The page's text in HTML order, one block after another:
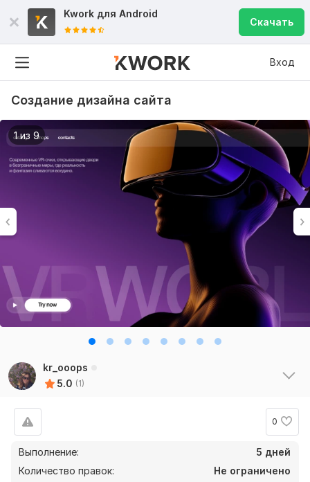
Kwork для Android
Скачать
Вход
Создание дизайна сайта
1 из 9
kr_ooops
5.0 (1)
0
Выполнение:
5 дней
Количество правок:
Не ограничено